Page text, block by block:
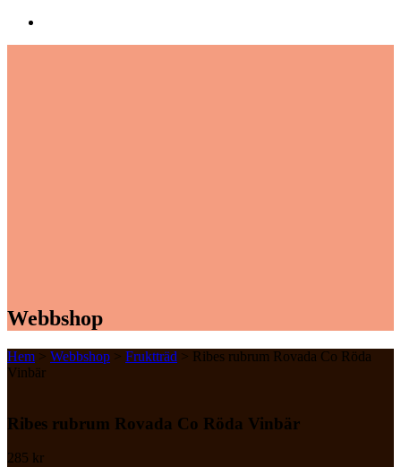
Webbshop
Hem > Webbshop > Fruktträd > Ribes rubrum Rovada Co Röda
Vinbär
Ribes rubrum Rovada Co Röda Vinbär
285 kr